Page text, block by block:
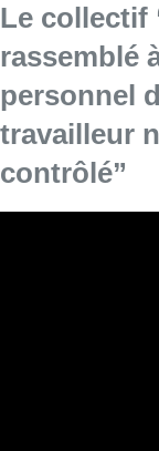
Le collectif
rassemblé
personnel
travailleur
contrôlé”
conditions de
Une vingtaine de
Parmi les